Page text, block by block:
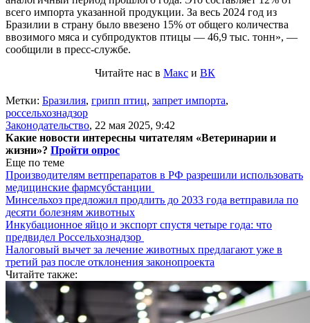
всего импорта указанной продукции. За весь 2024 год из
Бразилии в страну было ввезено 15% от общего количества
ввозимого мяса и субпродуктов птицы — 46,9 тыс. тонн», —
сообщили в пресс-службе.
Читайте нас в Макс и ВК
Метки: Бразилия, грипп птиц, запрет импорта,
россельхознадзор
Законодательство, 22 мая 2025, 9:42
Какие новости интересны читателям «Ветеринарии и
жизни»? Пройти опрос
Еще по теме
Производителям ветпрепаратов в РФ разрешили использовать
медицинские фармсубстанции
Минсельхоз предложил продлить до 2033 года ветправила по
десяти болезням животных
Инкубационное яйцо и экспорт спустя четыре года: что
предвидел Россельхознадзор
Налоговый вычет за лечение животных предлагают уже в
третий раз после отклонения законопроекта
Читайте также: